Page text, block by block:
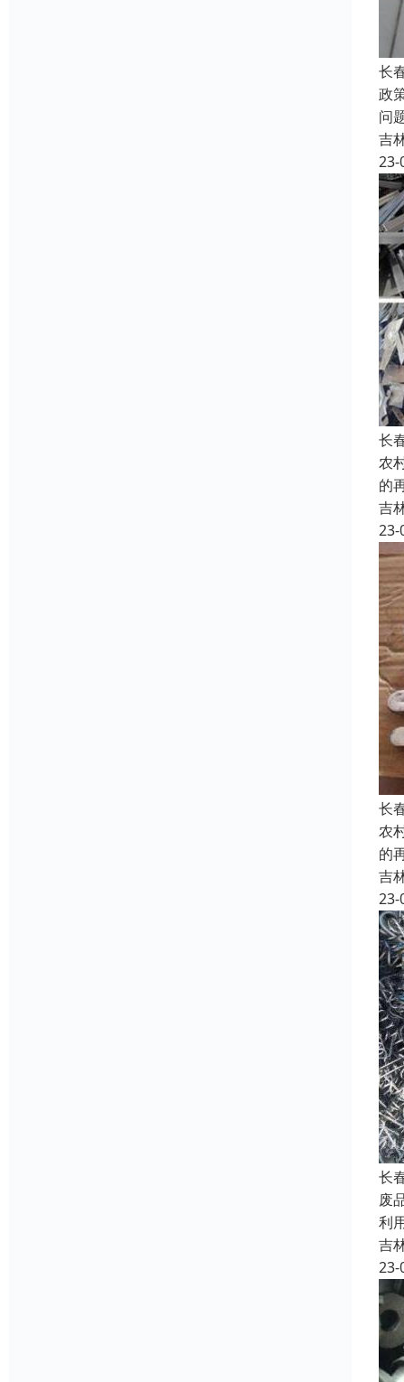
长
政
问
吉
23-
长
农
的
吉
23-
长
农
的
吉
23-
长
废
利
吉
23-